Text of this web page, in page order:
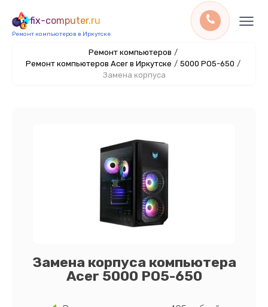
fix-computer.ru
Ремонт компьютеров в Иркутске
Ремонт компьютеров /
Ремонт компьютеров Acer в Иркутске / 5000 PO5-650 /
Замена корпуса
Замена корпуса компьютера
Acer 5000 PO5-650